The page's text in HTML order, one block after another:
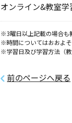
オンライン&教室学
※3曜日以上記載の場合も
※時間についてはおおよ
※学習日及び学習方法（
前のページへ戻る